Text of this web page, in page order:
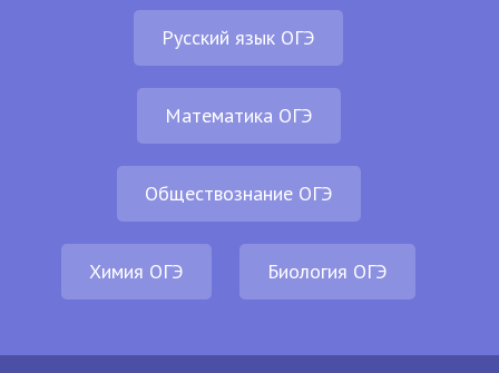
Русский язык ОГЭ
Математика ОГЭ
Обществознание ОГЭ
Химия ОГЭ Биология ОГЭ